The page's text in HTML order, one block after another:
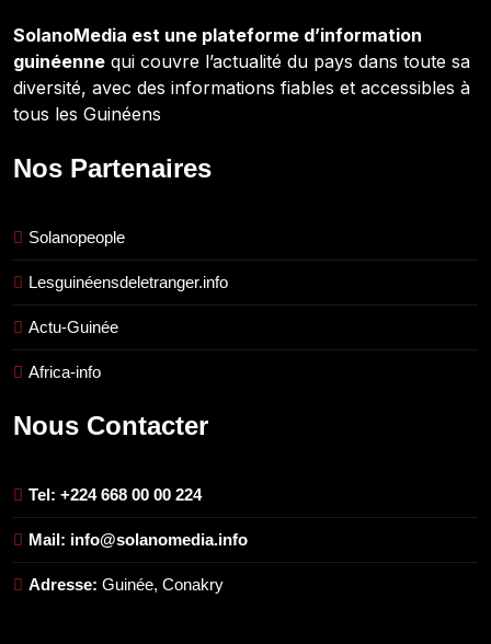
SolanoMedia est une plateforme d’information
guinéenne qui couvre l’actualité du pays dans toute sa
diversité, avec des informations fiables et accessibles à
tous les Guinéens
Nos Partenaires
Solanopeople
Lesguinéensdeletranger.info
Actu-Guinée
Africa-info
Nous Contacter
Tel: +224 668 00 00 224
Mail: info@solanomedia.info
Adresse: Guinée, Conakry